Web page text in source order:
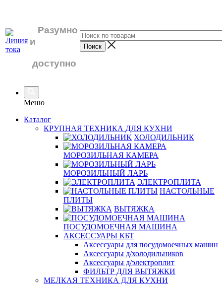
Разумно
и
доступно
Меню
Каталог
КРУПНАЯ ТЕХНИКА ДЛЯ КУХНИ
ХОЛОДИЛЬНИК
МОРОЗИЛЬНАЯ КАМЕРА
МОРОЗИЛЬНЫЙ ЛАРЬ
ЭЛЕКТРОПЛИТА
НАСТОЛЬНЫЕ
ПЛИТЫ
ВЫТЯЖКА
ПОСУДОМОЕЧНАЯ МАШИНА
АКСЕССУАРЫ КБТ
Аксессуары для посудомоечных машин
Аксессуары д/холодильников
Аксессуары д/электроплит
ФИЛЬТР ДЛЯ ВЫТЯЖКИ
МЕЛКАЯ ТЕХНИКА ДЛЯ КУХНИ